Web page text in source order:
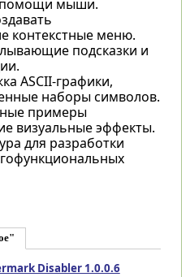
помощи мыши.
контекстные меню.
подсказки и
ASCII-графики,
наборы символов.
примеры
визуальные эффекты.
для разработки
Disabler 1.0.0.6